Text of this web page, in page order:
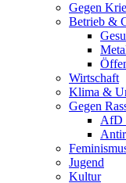
Gegen
Betrieb &
Wirtschaft
Klima &
Gegen
AfD
Jugend
Kultur